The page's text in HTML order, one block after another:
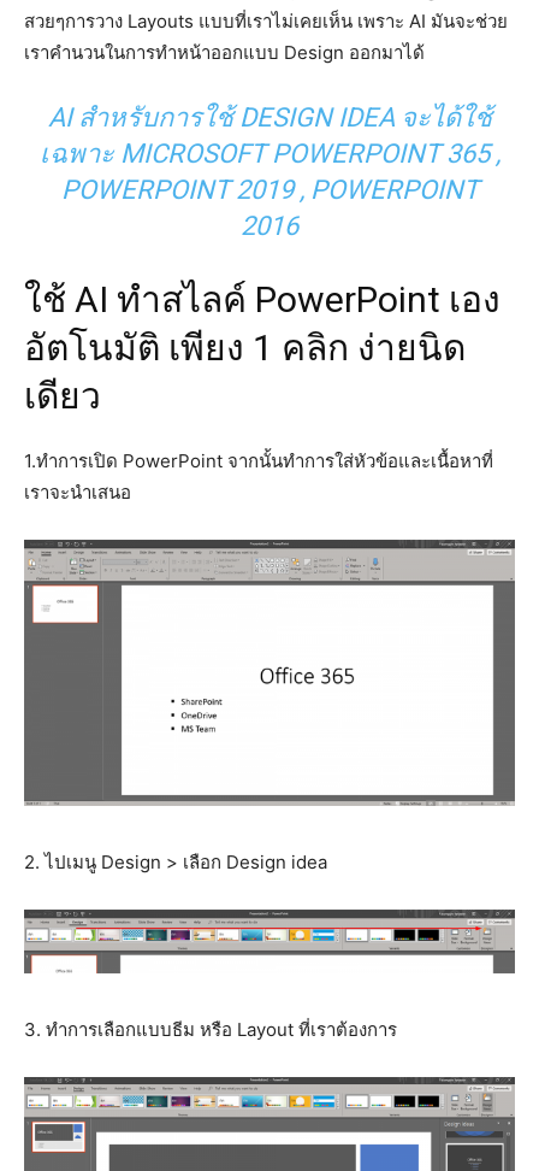
สวยๆการวาง Layouts แบบที่เราไม่เคยเห็น เพราะ AI มันจะช่วย
เราคำนวนในการทำหน้าออกแบบ Design ออกมาได้
AI สำหรับการใช้ DESIGN IDEA จะได้ใช้
เฉพาะ MICROSOFT POWERPOINT 365 ,
POWERPOINT 2019 , POWERPOINT
2016
ใช้ AI ทำสไลค์ PowerPoint เอง
อัตโนมัติ เพียง 1 คลิก ง่ายนิด
เดียว
1.ทำการเปิด PowerPoint จากนั้นทำการใส่หัวข้อและเนื้อหาที่
เราจะนำเสนอ
2. ไปเมนู Design > เลือก Design idea
3. ทำการเลือกแบบธีม หรือ Layout ที่เราต้องการ